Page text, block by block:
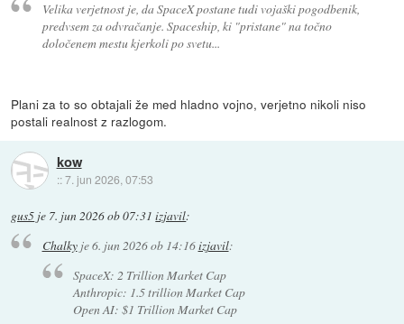
Velika verjetnost je, da SpaceX postane tudi vojaški pogodbenik,
predvsem za odvračanje. Spaceship, ki "pristane" na točno
določenem mestu kjerkoli po svetu...
Plani za to so obtajali že med hladno vojno, verjetno nikoli niso
postali realnost z razlogom.
kow
::7. jun 2026, 07:53
gus5 je 7. jun 2026 ob 07:31 izjavil:
Chalkyje6. jun 2026 ob 14:16izjavil:
SpaceX: 2 Trillion Market Cap
Anthropic: 1.5 trillion Market Cap
Open AI: $1 Trillion Market Cap